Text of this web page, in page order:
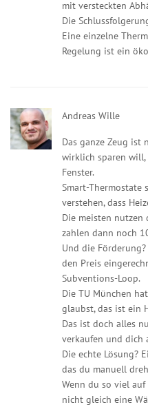
mit versteckten
Die
Eine einzelne
Regelung ist ein
Andreas Wille
Das ganze Zeug ist
wirklich sparen
Fenster.
Smart-Thermostate
verstehen, dass
Die meisten nutzen
zahlen dann noch
Und die
den Preis
Subventions-Loop.
Die TU München
glaubst, das ist ein
Das ist doch alles
verkaufen und dich
Die echte Lösung?
das du manuell
Wenn du so viel
nicht gleich eine